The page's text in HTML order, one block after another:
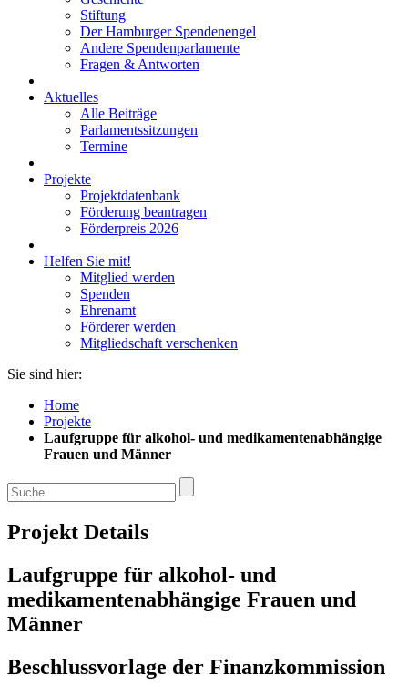
Stiftung
Der Hamburger Spendenengel
Andere Spendenparlamente
Fragen & Antworten
Aktuelles
Alle Beiträge
Parlamentssitzungen
Termine
Projekte
Projektdatenbank
Förderung beantragen
Förderpreis 2026
Helfen Sie mit!
Mitglied werden
Spenden
Ehrenamt
Förderer werden
Mitgliedschaft verschenken
Sie sind hier:
Home
Projekte
Laufgruppe für alkohol- und medikamentenabhängige
Frauen und Männer
Projekt Details
Laufgruppe für alkohol- und
medikamentenabhängige Frauen und
Männer
Beschlussvorlage der Finanzkommission